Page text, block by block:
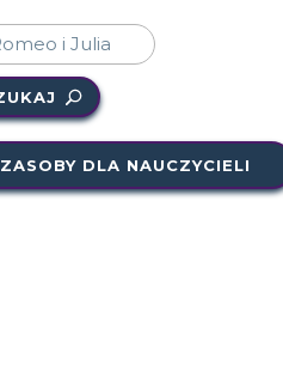
DLA NAUCZYCIELI